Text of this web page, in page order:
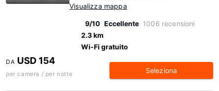
Visualizza mappa
9/10 Eccellente 1006 recensioni
2.3 km
Wi-Fi gratuito
DA USD 154
per camera / per notte Seleziona